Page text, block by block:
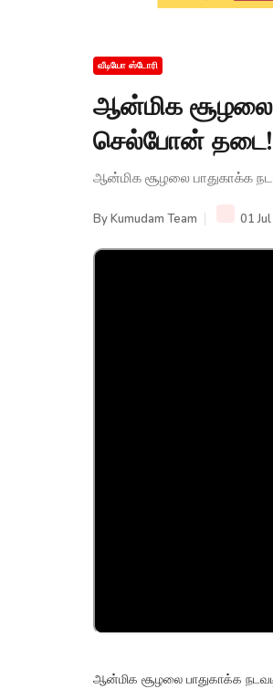
வீடியோ ஸ்டோரி
ஆன்மிக சூழலை
செல்போன் தடை!
ஆன்மிக சூழலை பாதுகாக்க
ByKumudam Team 01
ஆன்மிக சூழலை பாதுகாக்க